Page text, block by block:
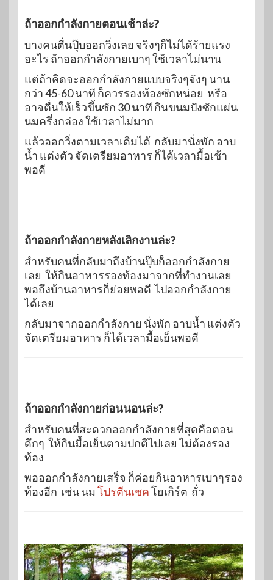
ถ้าออกกำลังกายตอนเช้าล่ะ?
บางคนตื่นปุ๊บออกวิ่งเลย จริงๆก็ไม่ได้ร้ายแรง
อะไร ถ้าออกกำลังกายเบาๆ ใช้เวลาไม่นาน
แต่ถ้าคิดจะออกกำลังกายแบบจริงๆจังๆ นาน
กว่า 45-60 นาที ก็ควรรองท้องซักหน่อย หรือ
อาจตื่นให้เร็วขึ้นซัก 30 นาที กินขนมปังซักแผ่น
นมครึ่งกล่อง ใช้เวลาไม่มาก
แล้วออกวิ่งตามเวลาเดิมได้ กลับมานั่งพัก อาบ
น้ำ แต่งตัว จัดเตรียมอาหาร ก็ได้เวลามื้อเช้า
พอดี
ถ้าออกกำลังกายหลังเลิกงานล่ะ?
สำหรับคนที่กลับมาถึงบ้านปุ๊บก็ออกกำลังกาย
เลย ให้กินอาหารรองท้องมาจากที่ทำงานเลย
พอถึงบ้านอาหารก็ย่อยพอดี ไปออกกำลังกาย
ได้เลย
กลับมาจากออกกำลังกาย นั่งพัก อาบน้ำ แต่งตัว
จัดเตรียมอาหาร ก็ได้เวลามื้อเย็นพอดี
ถ้าออกกำลังกายก่อนนอนล่ะ?
สำหรับคนที่สะดวกออกกำลังกายที่สุดคือตอน
ดึกๆ ให้กินมื้อเย็นตามปกติไปเลย ไม่ต้องรอง
ท้อง
พอออกกำลังกายเสร็จ ก็ค่อยกินอาหารเบาๆรอง
ท้องอีก เช่น นม โปรตีนเชคโยเกิร์ต ถั่ว